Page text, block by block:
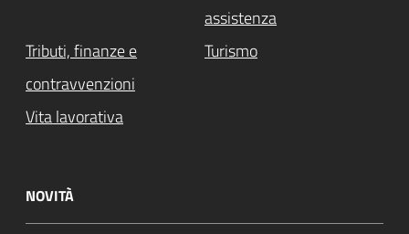
assistenza
Tributi, finanze e
contravvenzioni
Turismo
Vita lavorativa
NOVITÀ